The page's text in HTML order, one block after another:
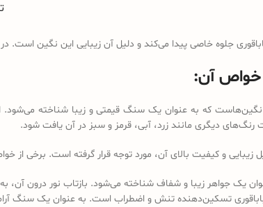
جلوه خاصی پیدا می‌کند و دلیل آن زیبایی این نگین است.
خواص آن:
نگین‌هاست که به عنوان یک سنگ قیمتی و زیبا شناخته
دیگری مانند زرد، آبی، قرمز و سبز در آن یافت شود.
زیبایی و کیفیت بالای آن، مورد توجه قرار گرفته است. برخی از
یک جواهر زیبا و شفاف شناخته می‌شود. بازتاب نور درون
تسکین‌دهنده تنش و اضطراب است. به عنوان یک سنگ